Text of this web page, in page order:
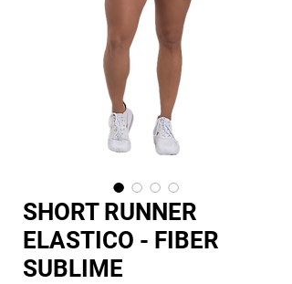
SHORT RUNNER
ELASTICO - FIBER
SUBLIME